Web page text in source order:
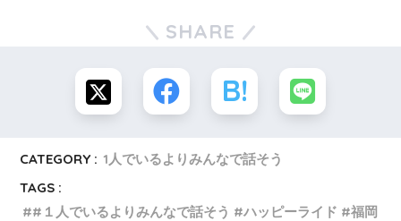
SHARE
CATEGORY : 1人でいるよりみんなで話そう
TAGS :
#１人でいるよりみんなで話そう #ハッピーライド #福岡